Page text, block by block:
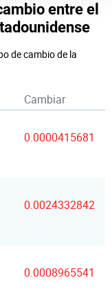
entre el
de cambio de la
Cambiar
0.0000415681
0.0024332842
0.0008965541